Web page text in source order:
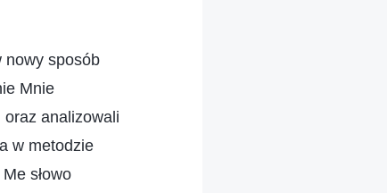
nowy sposób
Mnie
analizowali
w metodzie
słowo